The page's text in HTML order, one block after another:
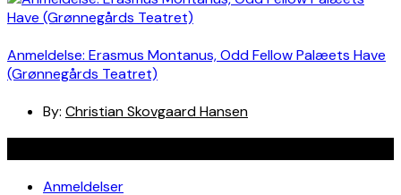
Anmeldelse: Erasmus Montanus, Odd Fellow Palæets Have
(Grønnegårds Teatret)
By: Christian Skovgaard Hansen
Anmeldelser